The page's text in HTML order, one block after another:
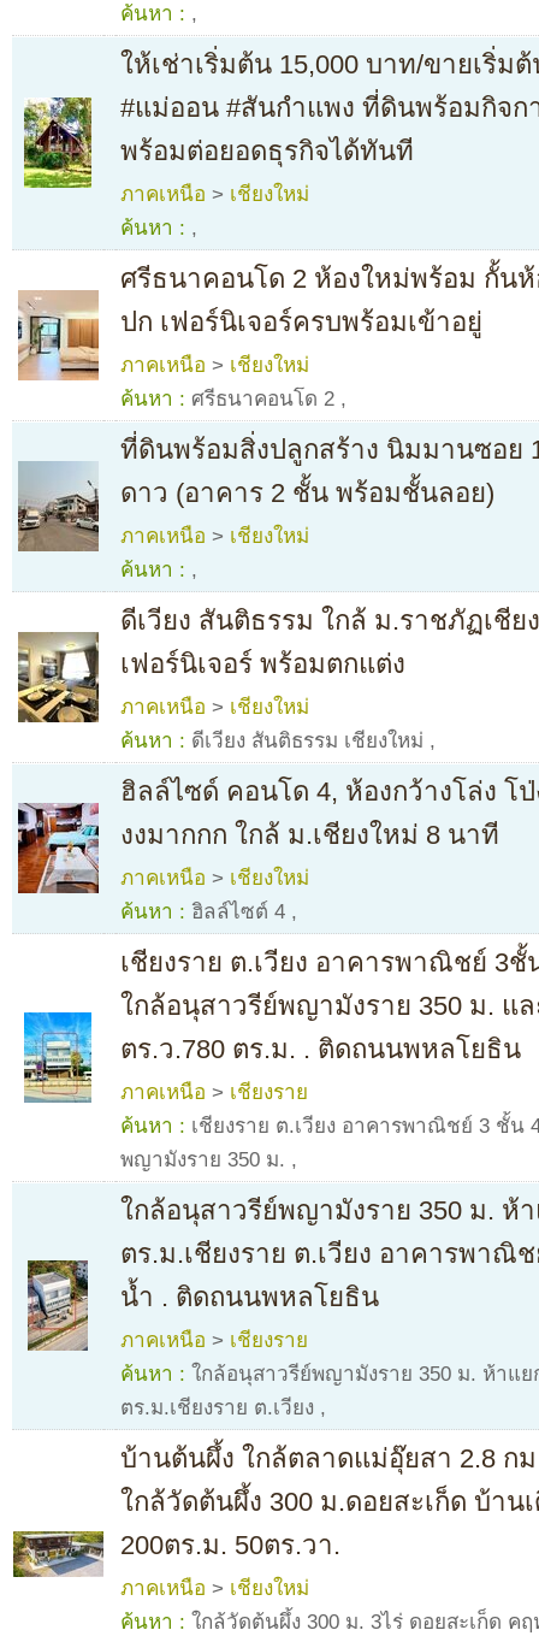
ค้นหา : ,
ให้เช่าเริ่มต้น 15,000 บาท/ขายเริ่ม
#แม่ออน #สันกำแพง ที่ดินพร้อมกิจก
พร้อมต่อยอดธุรกิจได้ทันที
ภาคเหนือ > เชียงใหม่
ค้นหา : ,
ศรีธนาคอนโด 2 ห้องใหม่พร้อม กั้น
ปก เฟอร์นิเจอร์ครบพร้อมเข้าอยู่
ภาคเหนือ > เชียงใหม่
ค้นหา : ศรีธนาคอนโด 2 ,
ที่ดินพร้อมสิ่งปลูกสร้าง นิมมานซอย
ดาว (อาคาร 2 ชั้น พร้อมชั้นลอย)
ภาคเหนือ > เชียงใหม่
ค้นหา : ,
ดีเวียง สันติธรรม ใกล้ ม.ราชภัฏเชีย
เฟอร์นิเจอร์ พร้อมตกแต่ง
ภาคเหนือ > เชียงใหม่
ค้นหา : ดีเวียง สันติธรรม เชียงใหม่ ,
ฮิลล์ไซด์ คอนโด 4, ห้องกว้างโล่ง โ
งงมากกก ใกล้ ม.เชียงใหม่ 8 นาที
ภาคเหนือ > เชียงใหม่
ค้นหา : ฮิลล์ไซต์ 4 ,
เชียงราย ต.เวียง อาคารพาณิชย์ 3
ใกล้อนุสาวรีย์พญามังราย 350 ม. แ
ตร.ว.780 ตร.ม. . ติดถนนพหลโยธิน
ภาคเหนือ > เชียงราย
ค้นหา : เชียงราย ต.เวียง อาคารพาณิชย์ 3 ชั้น
พญามังราย 350 ม. ,
ใกล้อนุสาวรีย์พญามังราย 350 ม. ห้
ตร.ม.เชียงราย ต.เวียง อาคารพาณิ
น้ำ . ติดถนนพหลโยธิน
ภาคเหนือ > เชียงราย
ค้นหา : ใกล้อนุสาวรีย์พญามังราย 350 ม. ห้าแ
ตร.ม.เชียงราย ต.เวียง ,
บ้านต้นผึ้ง ใกล้ตลาดแม่อุ๊ยสา 2.8 ก
ใกล้วัดต้นผึ้ง 300 ม.ดอยสะเก็ด บ้าน
200ตร.ม. 50ตร.วา.
ภาคเหนือ > เชียงใหม่
ค้นหา : ใกล้วัดต้นผึ้ง 300 ม. 3ไร่ ดอยสะเก็ด ค